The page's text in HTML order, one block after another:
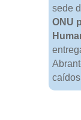
sede
ONU